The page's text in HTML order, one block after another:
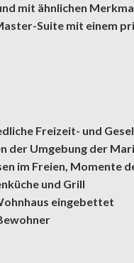
mit ähnlichen
Suite mit einem
Freizeit- und
der Umgebung der
im Freien, Momente
und Grill
eingebettet